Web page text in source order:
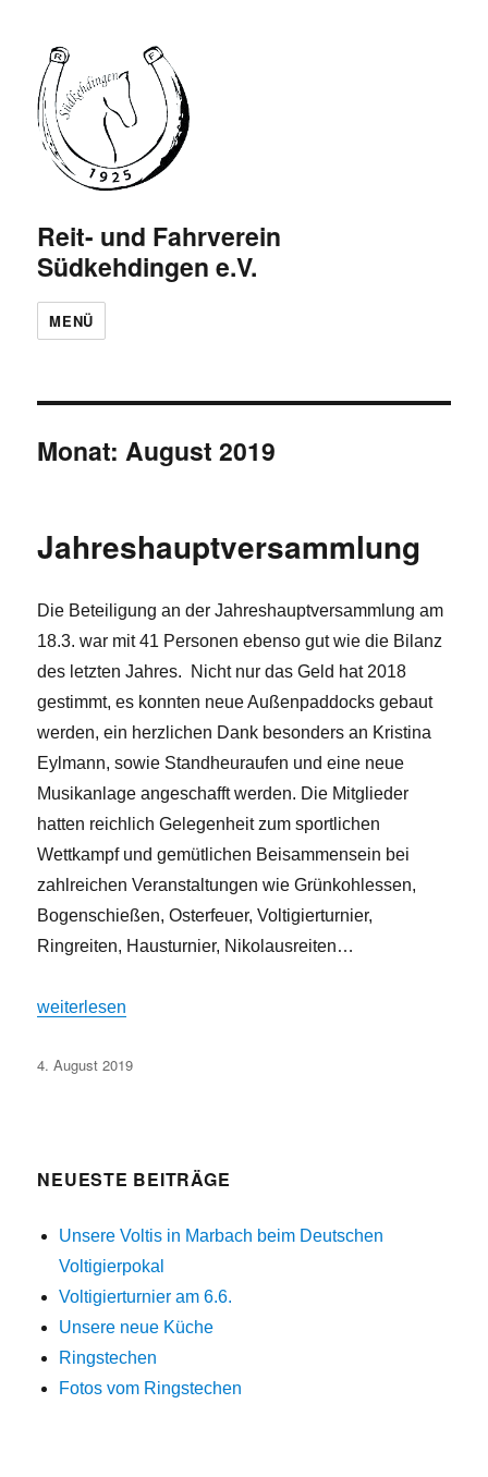
Reit- und Fahrverein
Südkehdingen e.V.
MENÜ
Monat:August 2019
Jahreshauptversammlung
Die Beteiligung an der Jahreshauptversammlung am
18.3. war mit 41 Personen ebenso gut wie die Bilanz
des letzten Jahres. Nicht nur das Geld hat 2018
gestimmt, es konnten neue Außenpaddocks gebaut
werden, ein herzlichen Dank besonders an Kristina
Eylmann, sowie Standheuraufen und eine neue
Musikanlage angeschafft werden. Die Mitglieder
hatten reichlich Gelegenheit zum sportlichen
Wettkampf und gemütlichen Beisammensein bei
zahlreichen Veranstaltungen wie Grünkohlessen,
Bogenschießen, Osterfeuer, Voltigierturnier,
Ringreiten, Hausturnier, Nikolausreiten…
„Jahreshauptversammlung“
weiterlesen
Veröffentlicht
4. August 2019
NEUESTE BEITRÄGE
Unsere Voltis in Marbach beim Deutschen
Voltigierpokal
Voltigierturnier am 6.6.
Unsere neue Küche
Ringstechen
Fotos vom Ringstechen